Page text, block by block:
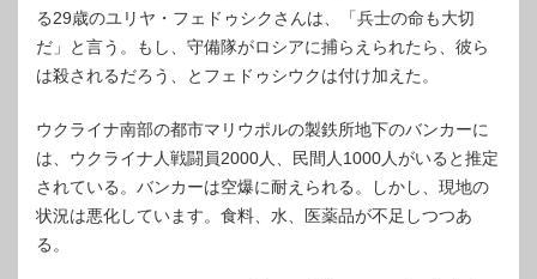
る29歳のユリヤ・フェドゥシクさんは、「兵士の命も大切
だ」と言う。もし、守備隊がロシアに捕らえられたら、彼ら
は殺されるだろう、とフェドゥシウクは付け加えた。
ウクライナ南部の都市マリウポルの製鉄所地下のバンカーに
は、ウクライナ人戦闘員2000人、民間人1000人がいると推定
されている。バンカーは空爆に耐えられる。しかし、現地の
状況は悪化しています。食料、水、医薬品が不足しつつあ
る。